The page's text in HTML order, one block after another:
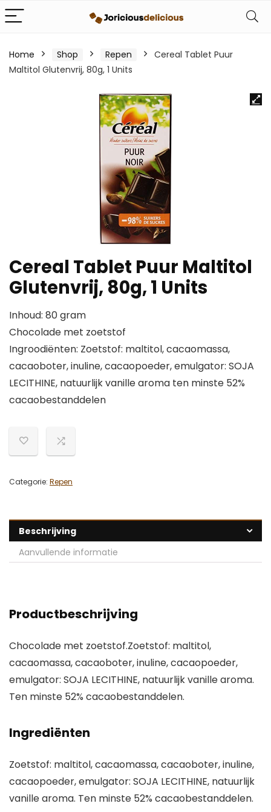
Home Shop Repen
Cereal Tablet Puur
Maltitol Glutenvrij, 80g, 1 Units
Cereal Tablet Puur Maltitol
Glutenvrij, 80g, 1 Units
Inhoud: 80 gram
Chocolade met zoetstof
Ingroodiënten: Zoetstof: maltitol, cacaomassa,
cacaoboter, inuline, cacaopoeder, emulgator: SOJA
LECITHINE, natuurlijk vanille aroma ten minste 52%
cacaobestanddelen
Categorie: Repen
Beschrijving
Aanvullende informatie
Productbeschrijving
Chocolade met zoetstof.Zoetstof: maltitol,
cacaomassa, cacaoboter, inuline, cacaopoeder,
emulgator: SOJA LECITHINE, natuurlijk vanille aroma.
Ten minste 52% cacaobestanddelen.
Ingrediënten
Zoetstof: maltitol, cacaomassa, cacaoboter, inuline,
cacaopoeder, emulgator: SOJA LECITHINE, natuurlijk
vanille aroma. Ten minste 52% cacaobestanddelen.